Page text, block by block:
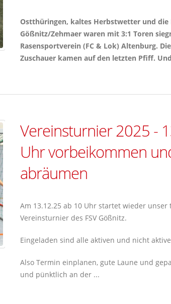
Ostthüringen, kaltes Herbstwetter und die
Gößnitz/Zehmaer waren mit 3:1 Toren
Rasensportverein (FC & Lok) Altenburg.
Zuschauer kamen auf den letzten Pfiff.
Vereinsturnier 2025 -
Uhr vorbeikommen
abräumen
Am 13.12.25 ab 10 Uhr startet wieder
Vereinsturnier des FSV Gößnitz.
Eingeladen sind alle aktiven und nicht
Also Termin einplanen, gute Laune und
und pünktlich an der ...